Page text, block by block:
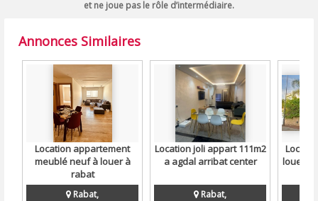
et ne joue pas le rôle d’intermédiaire.
Annonces Similaires
Location appartement
meublé neuf à louer à
rabat
Rabat,
Location joli appart 111m2
a agdal arribat center
Rabat,
louer